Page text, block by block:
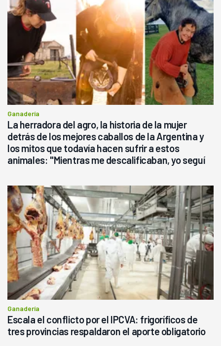
Ganadería
La herradora del agro, la historia de la mujer
detrás de los mejores caballos de la Argentina y
los mitos que todavía hacen sufrir a estos
animales: "Mientras me descalificaban, yo seguí
Ganadería
Escala el conflicto por el IPCVA: frigoríficos de
tres provincias respaldaron el aporte obligatorio